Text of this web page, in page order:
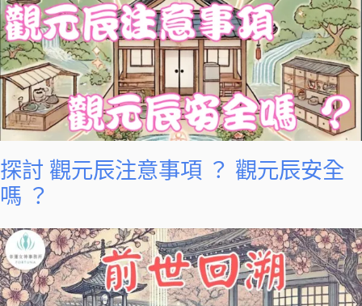
探討 觀元辰注意事項 ？ 觀元辰安全
嗎 ？